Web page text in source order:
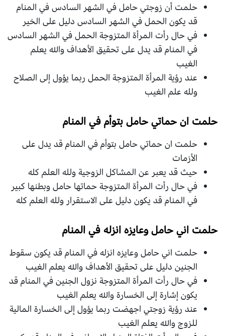
حلمت أن زوجتي حامل في الشهر السادس في المنام
قد يكون الحمل في الشهر السادس دليل على الخير
في حال رأت المرأة المتزوجة الحمل في الشهر السادس
في المنام قد يدل على تحقيق الأهداف والله يعلم
الغيب
عند رؤية المرأة المتزوجة الحمل ربما يؤول إلى الصلاح
ولله علم الغيب
حلمت ان حماتي حامل بتوأم في المنام
حلمت ان حماتي حامل بتوأم في المنام قد يدل على
الأزمات
حيث قد يعبر عن المشاكل الزوجية ولله العلم كله
في حال رأت المرأة المتزوجة حماتها حامل وبطنها كبير
في المنام قد يكون دليل على الاستقرار ولله العلم كله
حلمت اني حامل وعايزه انزله في المنام
حلمت اني حامل وعايزه انزله في المنام قد يكون سقوط
الجنين دليل على تحقيق الأهداف والله يعلم الغيب
في حال رأت المرأة المتزوجة نزول الجنين في المنام قد
يكون إشارة إلى الخسارة والله يعلم الغيب
عند رؤية زوجتي اجهضت ربما يؤول إلى الخسارة المالية
للزوج والله يعلم الغيب